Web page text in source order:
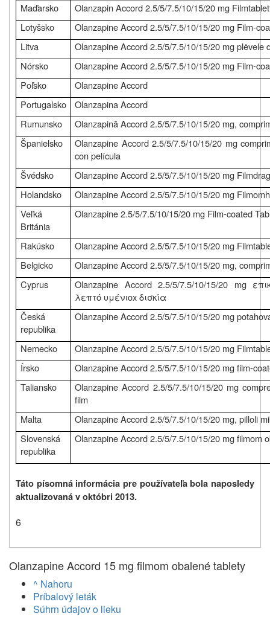
Maďarsko
Olanzapin Accord 2.5/5/7.5/10/15/20 mg
Lotyšsko
Olanzapine Accord 2.5/5/7.5/10/15/20 mg Film-
Litva
Olanzapine Accord 2.5/5/7.5/10/15/20 mg plėvele
Nórsko
Olanzapine Accord 2.5/5/7.5/10/15/20 mg Film-
Poľsko
Olanzapine Accord
Portugalsko
Olanzapina Accord
Rumunsko
Olanzapină Accord 2.5/5/7.5/10/15/20 mg,
Španielsko
Olanzapine Accord 2.5/5/7.5/10/15/20 mg
con película
Švédsko
Olanzapine Accord 2.5/5/7.5/10/15/20 mg
Holandsko
Olanzapine Accord 2.5/5/7.5/10/15/20 mg
Veľká
Británia
Olanzapine 2.5/5/7.5/10/15/20 mg Film-coated
Rakúsko
Olanzapine Accord 2.5/5/7.5/10/15/20 mg
Belgicko
Olanzapine Accord 2.5/5/7.5/10/15/20 mg,
Cyprus
Olanzapine Accord 2.5/5/7.5/10/15/20 mg
λεπτό υμένιοx δισκία
Česká
republika
Olanzapine Accord 2.5/5/7.5/10/15/20 mg
Nemecko
Olanzapine Accord 2.5/5/7.5/10/15/20 mg
Írsko
Olanzapine Accord 2.5/5/7.5/10/15/20 mg film-
Taliansko
Olanzapine Accord 2.5/5/7.5/10/15/20 mg
film
Malta
Olanzapine Accord 2.5/5/7.5/10/15/20 mg, pilloli
Slovenská
republika
Olanzapine Accord 2.5/5/7.5/10/15/20 mg filmom
Táto písomná informácia pre používateľa bola naposledy
aktualizovaná v októbri 2013.
6
Olanzapine Accord 15 mg filmom obalené tablety
^ Nahoru
Príbalový leták
Súhrn údajov o lieku